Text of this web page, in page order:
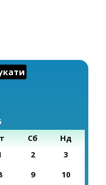
Сб
Нд
2 3
9 10